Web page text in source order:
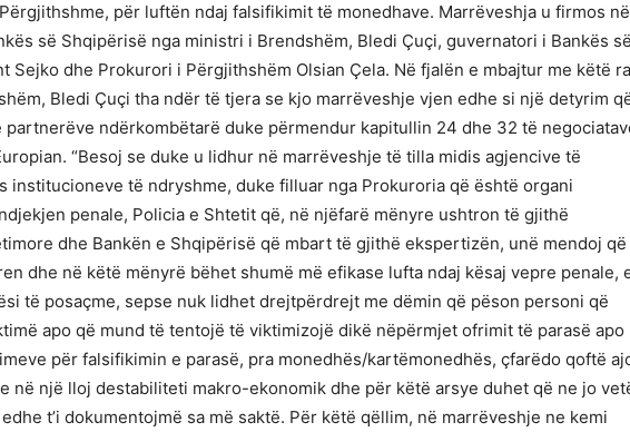
për luftën ndaj falsifikimit të monedhave. Marrëveshja u firmos në
së Shqipërisë nga ministri i Brendshëm, Bledi Çuçi, guvernatori i Bankës së
Sejko dhe Prokurori i Përgjithshëm Olsian Çela. Në fjalën e mbajtur me këtë
Bledi Çuçi tha ndër të tjera se kjo marrëveshje vjen edhe si një detyrim
partnerëve ndërkombëtarë duke përmendur kapitullin 24 dhe 32 të
“Besoj se duke u lidhur në marrëveshje të tilla midis agjencive të
institucioneve të ndryshme, duke filluar nga Prokuroria që është organi
penale, Policia e Shtetit që, në njëfarë mënyre ushtron të gjithë
dhe Bankën e Shqipërisë që mbart të gjithë ekspertizën, unë mendoj që
dhe në këtë mënyrë bëhet shumë më efikase lufta ndaj kësaj vepre penale,
të posaçme, sepse nuk lidhet drejtpërdrejt me dëmin që pëson personi që
apo që mund të tentojë të viktimizojë dikë nëpërmjet ofrimit të parasë apo
për falsifikimin e parasë, pra monedhës/kartëmonedhës, çfarëdo qoftë
në një lloj destabiliteti makro-ekonomik dhe për këtë arsye duhet që ne jo
edhe t’i dokumentojmë sa më saktë. Për këtë qëllim, në marrëveshje ne kemi